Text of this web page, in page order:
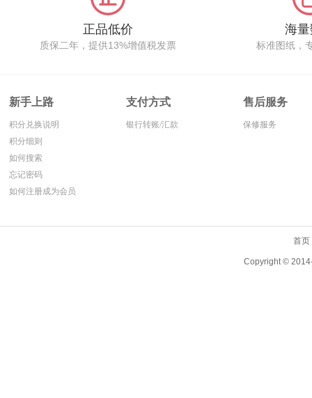
正品低价
质保二年，提供13%增值税发票
海
标准图纸，
新手上路
积分兑换说明
积分细则
如何搜索
忘记密码
如何注册成为会员
支付方式
银行转账/汇款
售后服务
保修服务
首页
Copyright ©